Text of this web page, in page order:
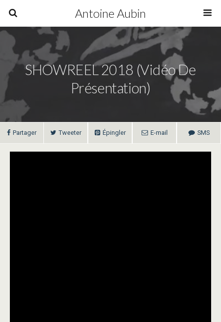
Antoine Aubin
SHOWREEL 2018 (vidéo De
Présentation)
Partager Tweeter Épingler E-mail SMS